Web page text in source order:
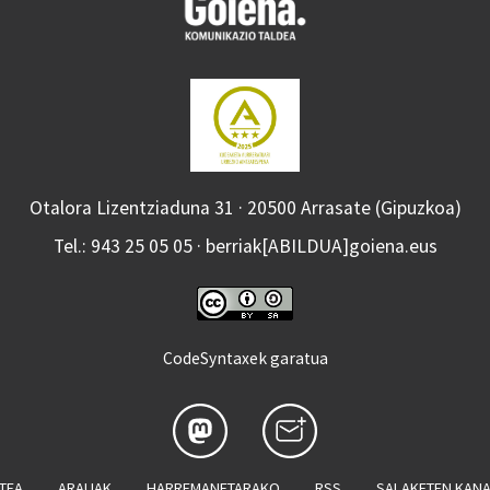
Otalora Lizentziaduna 31 · 20500 Arrasate (Gipuzkoa)
Tel.: 943 25 05 05 · berriak[ABILDUA]goiena.eus
CodeSyntaxek garatua